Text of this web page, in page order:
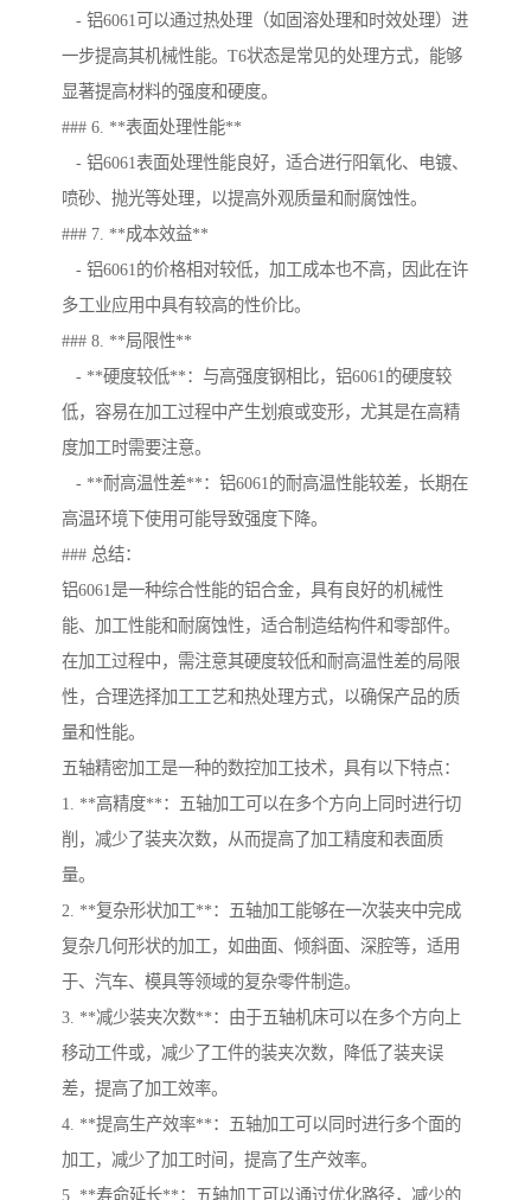
- 铝6061可以通过热处理（如固溶处理和时效处理）进
一步提高其机械性能。T6状态是常见的处理方式，能够
显著提高材料的强度和硬度。
### 6. **表面处理性能**
- 铝6061表面处理性能良好，适合进行阳氧化、电镀、
喷砂、抛光等处理，以提高外观质量和耐腐蚀性。
### 7. **成本效益**
- 铝6061的价格相对较低，加工成本也不高，因此在许
多工业应用中具有较高的性价比。
### 8. **局限性**
- **硬度较低**：与高强度钢相比，铝6061的硬度较
低，容易在加工过程中产生划痕或变形，尤其是在高精
度加工时需要注意。
- **耐高温性差**：铝6061的耐高温性能较差，长期在
高温环境下使用可能导致强度下降。
### 总结：
铝6061是一种综合性能的铝合金，具有良好的机械性
能、加工性能和耐腐蚀性，适合制造结构件和零部件。
在加工过程中，需注意其硬度较低和耐高温性差的局限
性，合理选择加工工艺和热处理方式，以确保产品的质
量和性能。
五轴精密加工是一种的数控加工技术，具有以下特点：
1. **高精度**：五轴加工可以在多个方向上同时进行切
削，减少了装夹次数，从而提高了加工精度和表面质
量。
2. **复杂形状加工**：五轴加工能够在一次装夹中完成
复杂几何形状的加工，如曲面、倾斜面、深腔等，适用
于、汽车、模具等领域的复杂零件制造。
3. **减少装夹次数**：由于五轴机床可以在多个方向上
移动工件或，减少了工件的装夹次数，降低了装夹误
差，提高了加工效率。
4. **提高生产效率**：五轴加工可以同时进行多个面的
加工，减少了加工时间，提高了生产效率。
5. **寿命延长**：五轴加工可以通过优化路径，减少的